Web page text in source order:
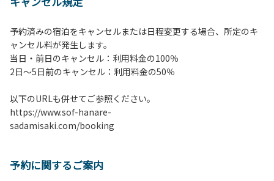
項 】
す。
2.施設内は土間スペースを含めてすべてのエリアが禁煙で
す。喫煙される方は屋外にて携帯灰皿等ご持参のうえ喫煙く
ださい。
ご予約したお客様以外の宿泊、異なる人数での利用・滞在は
お断りさせていただきます。
4.当施設の許可なく営業行為やご宿泊以外の目的でのご利用
6.敷地内の地面での直火によるBBQ等はご遠慮願います。
予約済みの宿泊をキャンセルまたは日程変更する場合、所定のキ
ャンセル料が発生します。
当日・前日のキャンセル：利用料金の100％
​2日～5日前のキャンセル：利用料金の50％
以下のURLも併せてご参照ください。
https://www.sof-hanare-
sadamisaki.com/booking
予約に関するご案内